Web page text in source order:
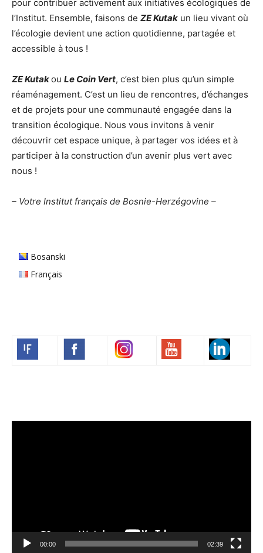
pour contribuer activement aux initiatives écologiques de
l’Institut. Ensemble, faisons de ZE Kutak un lieu vivant où
l’écologie devient une action quotidienne, partagée et
accessible à tous !
ZE Kutakou Le Coin Vert, c’est bien plus qu’un simple
réaménagement. C’est un lieu de rencontres, d’échanges
et de projets pour une communauté engagée dans la
transition écologique. Nous vous invitons à venir
découvrir cet espace unique, à partager vos idées et à
participer à la construction d’un avenir plus vert avec
nous !
– Votre Institut français de Bosnie-Herzégovine –
Bosanski
Français
00:00 02:39